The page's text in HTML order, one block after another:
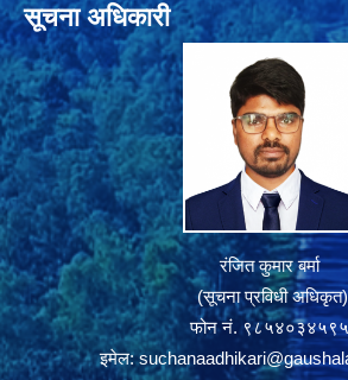
सूचना अधिकारी
रंजित कुमार बर्मा
(सूचना प्रविधी अधिकृत)
फोन नं. ९८५४०३४५९५
इमेल: